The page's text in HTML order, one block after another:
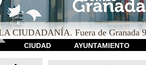
CIUDADANÍA. Fuera de Granada
CIUDAD AYUNTAMIENTO